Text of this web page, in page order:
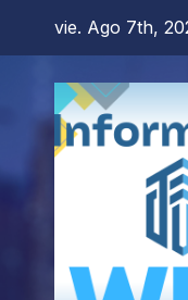
contenido
vie. Ago 7th,